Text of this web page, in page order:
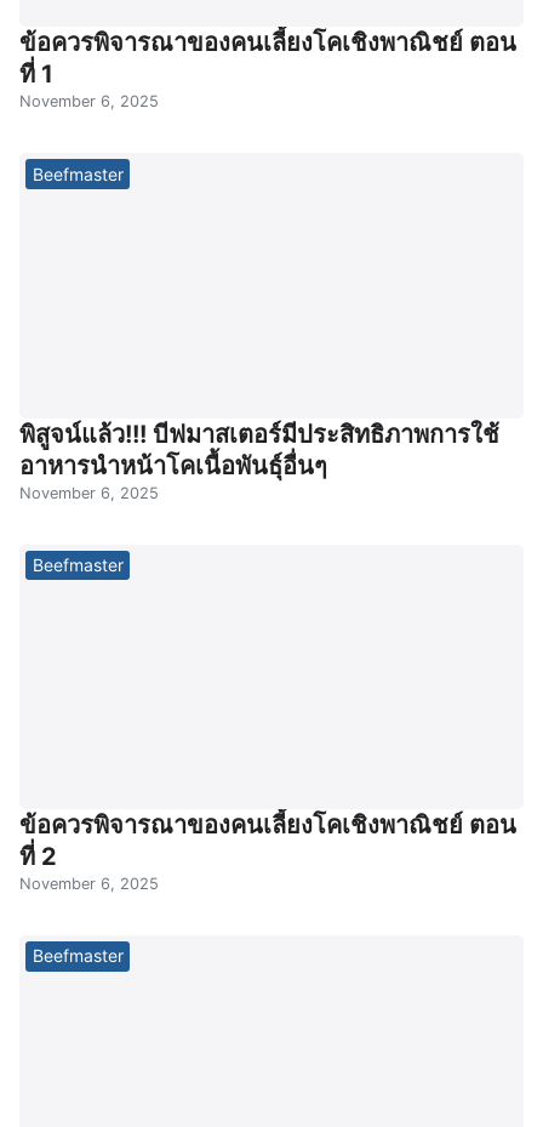
ข้อควรพิจารณาของคนเลี้ยงโคเชิงพาณิชย์ ตอน
ที่ 1
November 6, 2025
Beefmaster
พิสูจน์แล้ว!!! บีฟมาสเตอร์มีประสิทธิภาพการใช้
อาหารนำหน้าโคเนื้อพันธุ์อื่นๆ
November 6, 2025
Beefmaster
ข้อควรพิจารณาของคนเลี้ยงโคเชิงพาณิชย์ ตอน
ที่ 2
November 6, 2025
Beefmaster